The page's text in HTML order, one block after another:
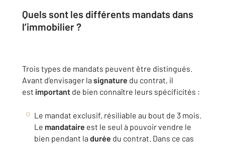
Quels sont les différents mandats dans
l’immobilier ?
Trois types de mandats peuvent être distingués.
Avant d’envisager la signature du contrat, il
est important de bien connaître leurs spécificités :
Le mandat exclusif, résiliable au bout de 3 mois.
Le mandataire est le seul à pouvoir vendre le
bien pendant la durée du contrat. Dans ce cas